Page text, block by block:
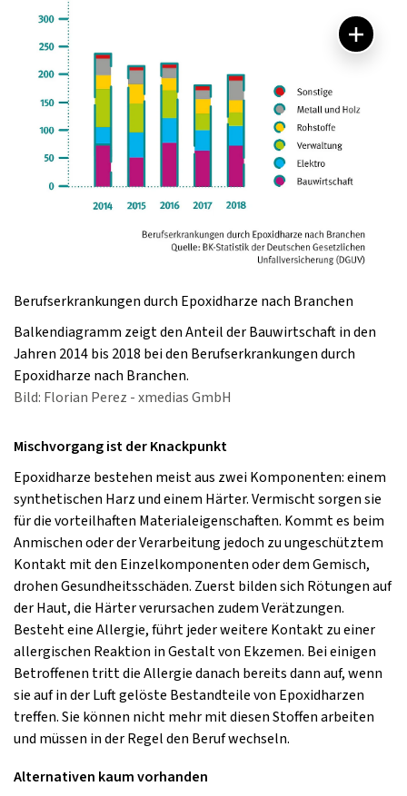
Berufserkrankungen durch Epoxidharze nach Branchen
Balkendiagramm zeigt den Anteil der Bauwirtschaft in den
Jahren 2014 bis 2018 bei den Berufserkrankungen durch
Epoxidharze nach Branchen.
Bild: Florian Perez - xmedias GmbH
Mischvorgang ist der Knackpunkt
Epoxidharze bestehen meist aus zwei Komponenten: einem
synthetischen Harz und einem Härter. Vermischt sorgen sie
für die vorteilhaften Materialeigenschaften. Kommt es beim
Anmischen oder der Verarbeitung jedoch zu ungeschütztem
Kontakt mit den Einzelkomponenten oder dem Gemisch,
drohen Gesundheitsschäden. Zuerst bilden sich Rötungen auf
der Haut, die Härter verursachen zudem Verätzungen.
Besteht eine Allergie, führt jeder weitere Kontakt zu einer
allergischen Reaktion in Gestalt von Ekzemen. Bei einigen
Betroffenen tritt die Allergie danach bereits dann auf, wenn
sie auf in der Luft gelöste Bestandteile von Epoxidharzen
treffen. Sie können nicht mehr mit diesen Stoffen arbeiten
und müssen in der Regel den Beruf wechseln.
Alternativen kaum vorhanden